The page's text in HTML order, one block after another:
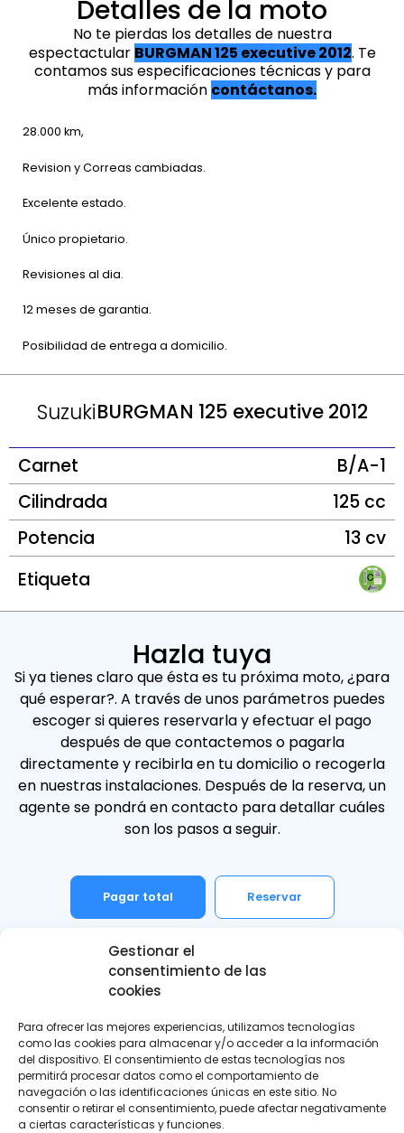
Gestionar el
consentimiento de las
cookies
Para ofrecer las mejores experiencias, utilizamos tecnologías
como las cookies para almacenar y/o acceder a la información
del dispositivo. El consentimiento de estas tecnologías nos
permitirá procesar datos como el comportamiento de
navegación o las identificaciones únicas en este sitio. No
consentir o retirar el consentimiento, puede afectar negativamente
a ciertas características y funciones.
Detalles de la moto
No te pierdas los detalles de nuestra
espectactular BURGMAN 125 executive 2012. Te
contamos sus especificaciones técnicas y para
más información contáctanos.
28.000 km,
Revision y Correas cambiadas.
Excelente estado.
Único propietario.
Revisiones al dia.
12 meses de garantia.
Posibilidad de entrega a domicilio.
SuzukiBURGMAN 125 executive 2012
Carnet
B/A-1
Cilindrada
125 cc
Potencia
13 cv
Etiqueta
Hazla tuya
Si ya tienes claro que ésta es tu próxima moto, ¿para
qué esperar?. A través de unos parámetros puedes
escoger si quieres reservarla y efectuar el pago
después de que contactemos o pagarla
directamente y recibirla en tu domicilio o recogerla
en nuestras instalaciones. Después de la reserva, un
agente se pondrá en contacto para detallar cuáles
son los pasos a seguir.
Pagar total Reservar
1.990,00
Cambio de nombre
195 €
¿Transporte a domicilio?